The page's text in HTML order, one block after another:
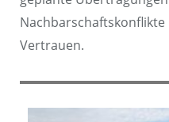
Vertrauen.